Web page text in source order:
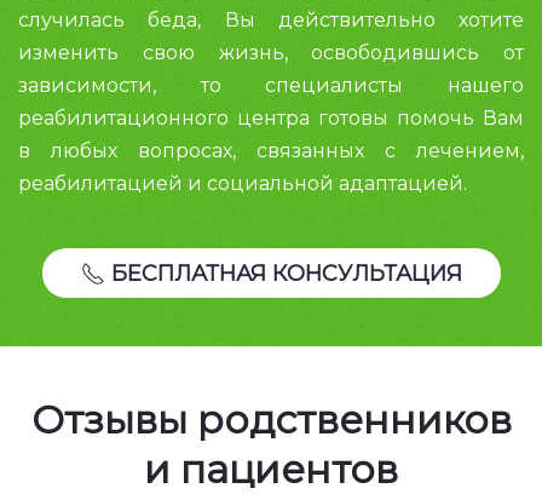
случилась беда, Вы действительно хотите
изменить свою жизнь, освободившись от
зависимости, то специалисты нашего
реабилитационного центра готовы помочь Вам
в любых вопросах, связанных с лечением,
реабилитацией и социальной адаптацией.
БЕСПЛАТНАЯ КОНСУЛЬТАЦИЯ
Отзывы родственников
и пациентов